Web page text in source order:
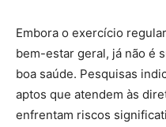
Embora o exercício
bem-estar geral, já não é
boa saúde. Pesquisas
aptos que atendem às
enfrentam riscos